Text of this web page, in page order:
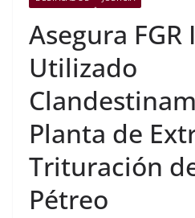
Asegura
Utilizado
Planta de
Trituración
Pétreo